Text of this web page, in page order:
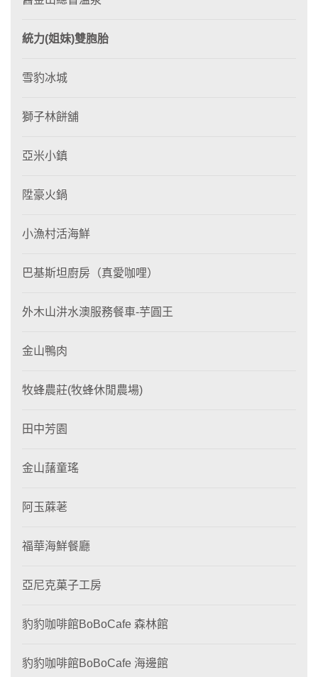
統力(姐妹)雙胞胎
雪豹冰城
獅子林餅舖
亞米小鎮
陞豪火鍋
小漁村活海鮮
巴基斯坦廚房（真愛咖哩）
外木山汫水澳服務餐車-芋圓王
金山鴨肉
牧蜂農莊(牧蜂休閒農場)
田中芳園
金山藷童瑤
阿玉蔴荖
福華海鮮餐廳
亞尼克菓子工房
豹豹咖啡館BoBoCafe 森林館
豹豹咖啡館BoBoCafe 海邊館